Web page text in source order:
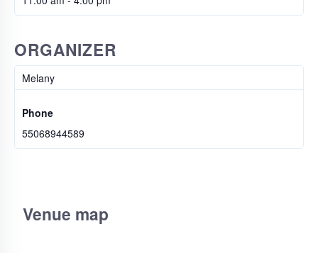
ORGANIZER
Melany
Phone
55068944589
Venue map